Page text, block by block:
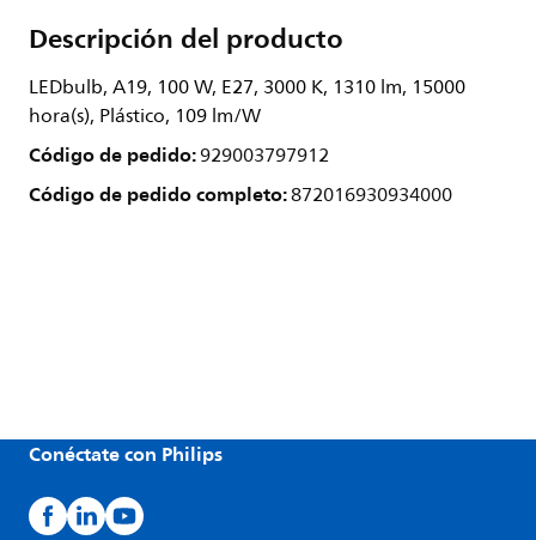
Descripción del producto
LEDbulb, A19, 100 W, E27, 3000 K, 1310 lm, 15000
hora(s), Plástico, 109 lm/W
Código de pedido:929003797912
Código de pedido completo:872016930934000
Conéctate con Philips